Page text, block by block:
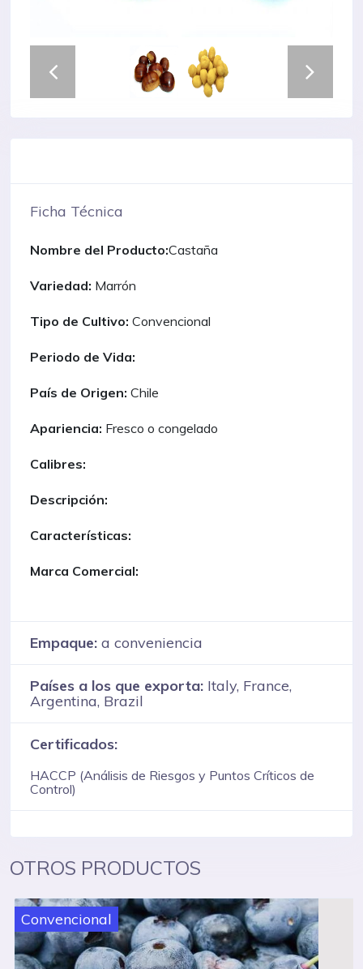
Ficha Técnica
Nombre del Producto:Castaña
Variedad: Marrón
Tipo de Cultivo: Convencional
Periodo de Vida:
País de Origen: Chile
Apariencia: Fresco o congelado
Calibres:
Descripción:
Características:
Marca Comercial:
Empaque: a conveniencia
Países a los que exporta: Italy, France,
Argentina, Brazil
Certificados:
HACCP (Análisis de Riesgos y Puntos Críticos de
Control)
OTROS PRODUCTOS
Convencional